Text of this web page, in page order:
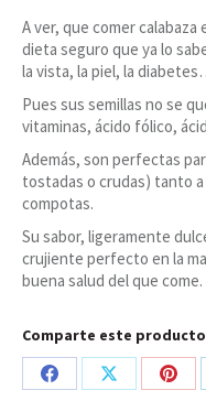
Naturgreen
cantidad
A ver, que comer
dieta seguro que ya lo
la vista, la piel, la
Pues sus semillas no se
vitaminas, ácido fólico,
Además, son perfectas
tostadas o crudas) tanto
compotas.
Su sabor, ligeramente
crujiente perfecto en la
buena salud del que come.
Comparte este producto
Share
Share